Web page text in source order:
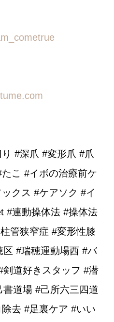
#深爪 #変形爪 #爪
こ #イボの治療前ケ
クス #ケアソク #イ
#連動操体法 #操体法
管狭窄症 #変形性膝
#瑞穂運動場西 #バ
道好きスタッフ #潜
道場 #己所六三四道
去 #足裏ケア #いい